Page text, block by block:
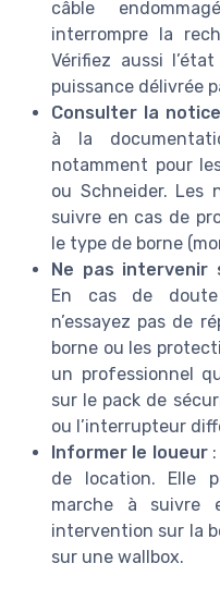
câble
interrompre la
Vérifiez aussi
puissance délivrée
Consulter la
à la
notamment pour
ou Schneider. Les
suivre en cas de
le type de borne
Ne pas intervenir
En cas de
n’essayez pas de
borne ou les
un professionnel
sur le pack de
ou l’interrupteur
Informer le loueur:
de location. Elle
marche à suivre
intervention sur la
sur une wallbox.